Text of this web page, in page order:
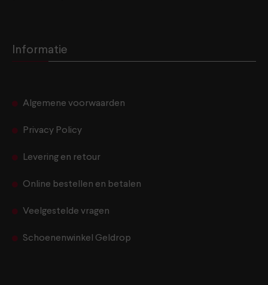
Informatie
Algemene voorwaarden
Privacy Policy
Levering en retour
Online bestellen en betalen
Veelgestelde vragen
Schoenenwinkel Geldrop